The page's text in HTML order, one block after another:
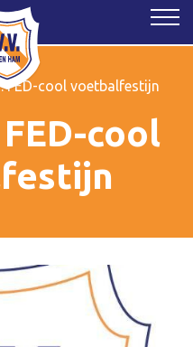
FED-cool voetbalfestijn
cool